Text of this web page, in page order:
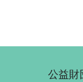
公益財